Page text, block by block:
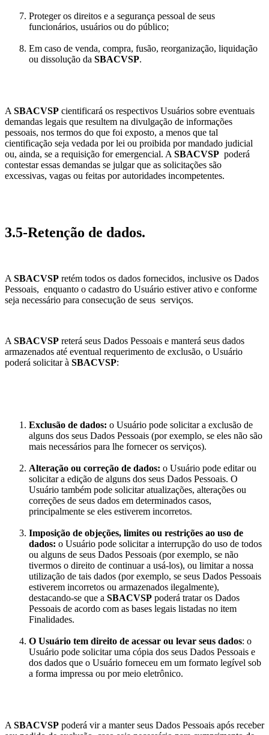
Proteger os direitos e a segurança pessoal de seus
funcionários, usuários ou do público;
Em caso de venda, compra, fusão, reorganização, liquidação
ou dissolução da SBACVSP.
A SBACVSP cientificará os respectivos Usuários sobre eventuais
demandas legais que resultem na divulgação de informações
pessoais, nos termos do que foi exposto, a menos que tal
cientificação seja vedada por lei ou proibida por mandado judicial
ou, ainda, se a requisição for emergencial. A SBACVSP poderá
contestar essas demandas se julgar que as solicitações são
excessivas, vagas ou feitas por autoridades incompetentes.
3.5-Retenção de dados.
A SBACVSP retém todos os dados fornecidos, inclusive os Dados
Pessoais, enquanto o cadastro do Usuário estiver ativo e conforme
seja necessário para consecução de seus serviços.
A SBACVSP reterá seus Dados Pessoais e manterá seus dados
armazenados até eventual requerimento de exclusão, o Usuário
poderá solicitar à SBACVSP:
Exclusão de dados: o Usuário pode solicitar a exclusão de
alguns dos seus Dados Pessoais (por exemplo, se eles não são
mais necessários para lhe fornecer os serviços).
Alteração ou correção de dados: o Usuário pode editar ou
solicitar a edição de alguns dos seus Dados Pessoais. O
Usuário também pode solicitar atualizações, alterações ou
correções de seus dados em determinados casos,
principalmente se eles estiverem incorretos.
Imposição de objeções, limites ou restrições ao uso de
dados: o Usuário pode solicitar a interrupção do uso de todos
ou alguns de seus Dados Pessoais (por exemplo, se não
tivermos o direito de continuar a usá-los), ou limitar a nossa
utilização de tais dados (por exemplo, se seus Dados Pessoais
estiverem incorretos ou armazenados ilegalmente),
destacando-se que a SBACVSP poderá tratar os Dados
Pessoais de acordo com as bases legais listadas no item
Finalidades.
O Usuário tem direito de acessar ou levar seus dados: o
Usuário pode solicitar uma cópia dos seus Dados Pessoais e
dos dados que o Usuário forneceu em um formato legível sob
a forma impressa ou por meio eletrônico.
A SBACVSP poderá vir a manter seus Dados Pessoais após receber